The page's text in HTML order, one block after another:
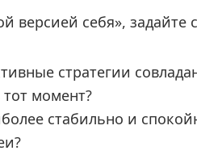
версией себя», задайте
стратегии
момент?
стабильно и